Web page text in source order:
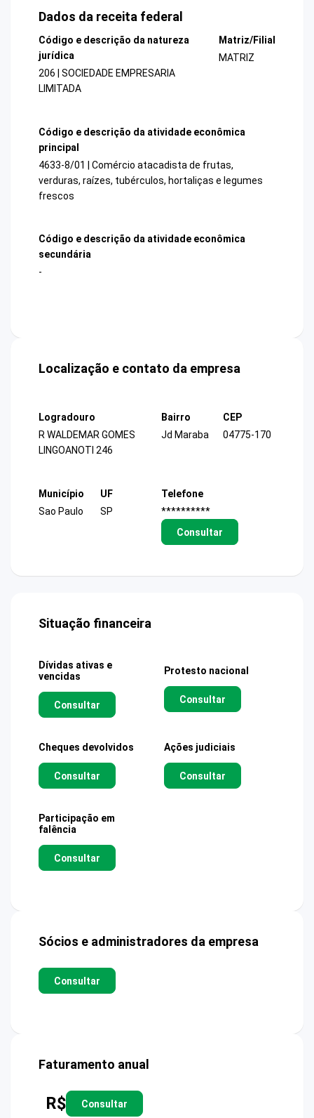
Dados da receita federal
Código e descrição da natureza
jurídica
206 | SOCIEDADE EMPRESARIA
LIMITADA
Matriz/Filial
MATRIZ
Código e descrição da atividade econômica
principal
4633-8/01 | Comércio atacadista de frutas,
verduras, raízes, tubérculos, hortaliças e legumes
frescos
Código e descrição da atividade econômica
secundária
-
Localização e contato da empresa
Logradouro
R WALDEMAR GOMES
LINGOANOTI 246
Bairro
Jd Maraba
CEP
04775-170
Município
Sao Paulo
UF
SP
Telefone
**********
Consultar
Situação financeira
Dívidas ativas e
vencidas
Consultar
Protesto nacional
Consultar
Cheques devolvidos
Consultar
Ações judiciais
Consultar
Participação em
falência
Consultar
Sócios e administradores da empresa
Consultar
Faturamento anual
R$ Consultar